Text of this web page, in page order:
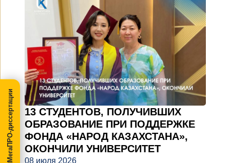
13 СТУДЕНТОВ, ПОЛУЧИВШИХ
ОБРАЗОВАНИЕ ПРИ ПОДДЕРЖКЕ
ФОНДА «НАРОД КАЗАХСТАНА»,
ОКОНЧИЛИ УНИВЕРСИТЕТ
08 июля 2026
МегаПРО-диссертации